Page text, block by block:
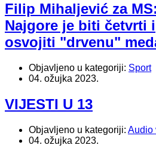
Filip Mihaljević za MS:
Najgore je biti četvrti i
osvojiti "drvenu"
Objavljeno u kategoriji: Sport
04. ožujka 2023.
VIJESTI U 13
Objavljeno u kategoriji: Audio
04. ožujka 2023.